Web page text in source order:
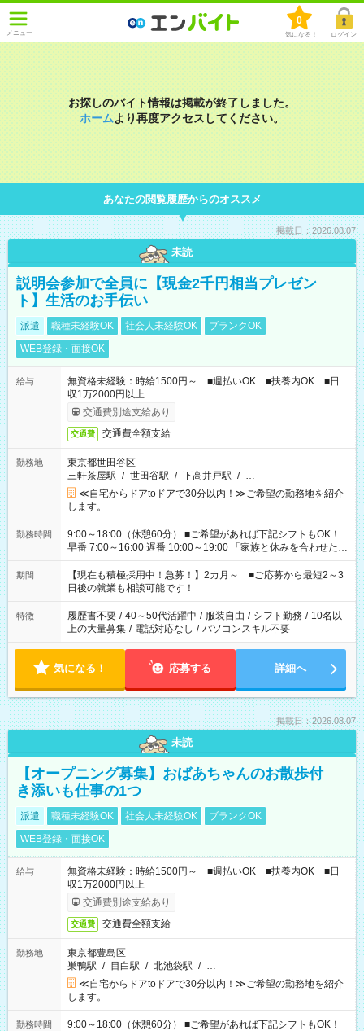
メニュー
0
気になる！ ログイン
お探しのバイト情報は掲載が終了しました。
ホームより再度アクセスしてください。
あなたの閲覧履歴からのオススメ
掲載日：2026.08.07
未読
説明会参加で全員に【現金2千円相当プレゼン
ト】生活のお手伝い
派遣 職種未経験OK 社会人未経験OK
ブランクOK
WEB登録・面接OK
給与
無資格未経験：時給1500円～ ■週払いOK ■扶養内OK ■日
収1万2000円以上
交通費別途支給あり
交通費 交通費全額支給
勤務地
東京都世田谷区
三軒茶屋駅 / 世田谷駅 / 下高井戸駅 / …
≪自宅からドアtoドアで30分以内！≫ご希望の勤務地を紹介
します。
勤務時間
9:00～18:00（休憩60分） ■ご希望があれば下記シフトもOK！
早番 7:00～16:00 遅番 10:00～19:00 「家族と休みを合わせた
い」 「余裕を持って夕飯の準備がしたい」 「できれば残業はし
たくない」 など、ご希望を教えてくださいね。 ※Wワーク希望
の方へ 今ご覧のお仕事で希望する勤務時間と、もう1つのお仕事
の勤務時間。 合計で週40時間を超える場合は応募できません。
期間
【現在も積極採用中！急募！】2カ月～ ■ご応募から最短2～3
日後の就業も相談可能です！
特徴 履歴書不要 / 40～50代活躍中 / 服装自由 / シフト勤務 / 10名以
上の大量募集 / 電話対応なし / パソコンスキル不要
気になる！ 応募する 詳細へ
掲載日：2026.08.07
未読
【オープニング募集】おばあちゃんのお散歩付
き添いも仕事の1つ
派遣 職種未経験OK 社会人未経験OK
ブランクOK
WEB登録・面接OK
給与
無資格未経験：時給1500円～ ■週払いOK ■扶養内OK ■日
収1万2000円以上
交通費別途支給あり
交通費 交通費全額支給
勤務地
東京都豊島区
巣鴨駅 / 目白駅 / 北池袋駅 / …
≪自宅からドアtoドアで30分以内！≫ご希望の勤務地を紹介
します。
勤務時間
9:00～18:00（休憩60分） ■ご希望があれば下記シフトもOK！